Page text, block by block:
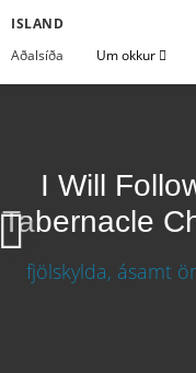
ISLAND
Aðalsíða
Um okkur
I Will
Tabernacle